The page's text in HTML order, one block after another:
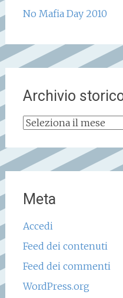
No Mafia Day 2010
Archivio
Archivio
Meta
Accedi
Feed dei contenuti
Feed dei commenti
WordPress.org